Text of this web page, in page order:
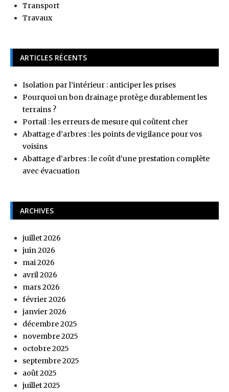
Transport
Travaux
ARTICLES RÉCENTS
Isolation par l’intérieur : anticiper les prises
Pourquoi un bon drainage protège durablement les
terrains ?
Portail : les erreurs de mesure qui coûtent cher
Abattage d’arbres : les points de vigilance pour vos
voisins
Abattage d’arbres : le coût d’une prestation complète
avec évacuation
ARCHIVES
juillet 2026
juin 2026
mai 2026
avril 2026
mars 2026
février 2026
janvier 2026
décembre 2025
novembre 2025
octobre 2025
septembre 2025
août 2025
juillet 2025